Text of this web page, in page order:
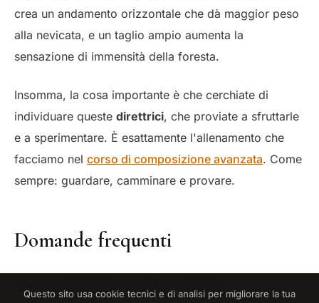
crea un andamento orizzontale che dà maggior peso
alla nevicata, e un taglio ampio aumenta la
sensazione di immensità della foresta.
Insomma, la cosa importante è che cerchiate di
individuare queste direttrici, che proviate a sfruttarle
e a sperimentare. È esattamente l'allenamento che
facciamo nel corso di composizione avanzata. Come
sempre: guardare, camminare e provare.
Domande frequenti
Questo sito usa cookie tecnici e di analisi per migliorare la tua